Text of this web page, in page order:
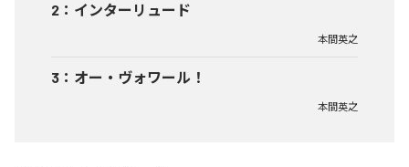
2 ： インターリュード
本間英之
3 ： オー・ヴォワール！
本間英之